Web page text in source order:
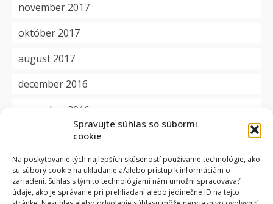
Spravujte súhlas so súbormi
cookie
Na poskytovanie tých najlepších skúseností používame technológie, ako
sú súbory cookie na ukladanie a/alebo prístup k informáciám o
zariadení. Súhlas s týmito technológiami nám umožní spracovávať
údaje, ako je správanie pri prehliadaní alebo jedinečné ID na tejto
november 2017
október 2017
august 2017
december 2016
november 2016
aktuality
dôležité